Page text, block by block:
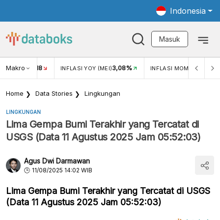
Indonesia
Masuk
Makro
USD/IDR 18 INFLASI YOY (MEI)3,08% INFLASI MOM (MEI)
Home Data Stories Lingkungan
LINGKUNGAN
Lima Gempa Bumi Terakhir yang Tercatat di
USGS (Data 11 Agustus 2025 Jam 05:52:03)
Agus Dwi Darmawan
11/08/2025 14:02 WIB
Lima Gempa Bumi Terakhir yang Tercatat di USGS
(Data 11 Agustus 2025 Jam 05:52:03)